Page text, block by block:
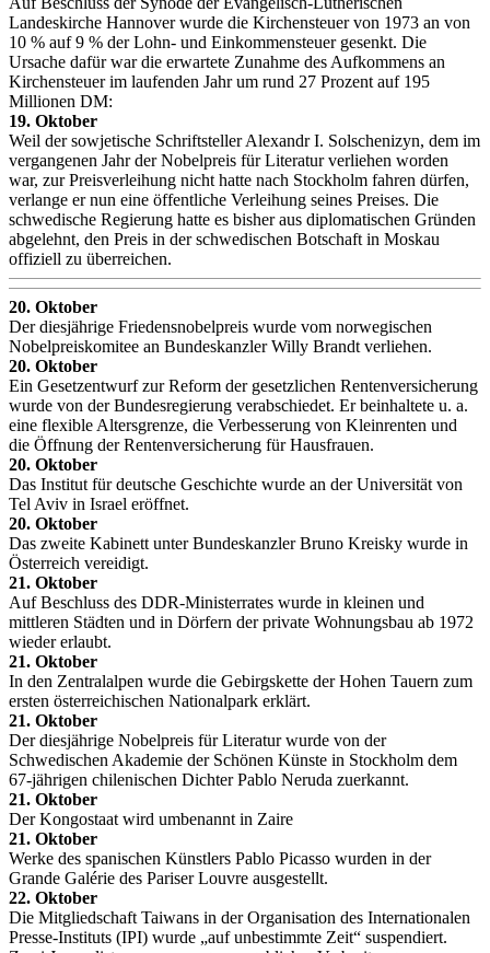
Landeskirche Hannover wurde die Kirchensteuer von 1973 an von
10 % auf 9 % der Lohn- und Einkommensteuer gesenkt. Die
Ursache dafür war die erwartete Zunahme des Aufkommens an
Kirchensteuer im laufenden Jahr um rund 27 Prozent auf 195
Millionen DM:
19. Oktober
Weil der sowjetische Schriftsteller Alexandr I. Solschenizyn, dem im
vergangenen Jahr der Nobelpreis für Literatur verliehen worden
war, zur Preisverleihung nicht hatte nach Stockholm fahren dürfen,
verlange er nun eine öffentliche Verleihung seines Preises. Die
schwedische Regierung hatte es bisher aus diplomatischen Gründen
abgelehnt, den Preis in der schwedischen Botschaft in Moskau
offiziell zu überreichen.
20. Oktober
Der diesjährige Friedensnobelpreis wurde vom norwegischen
Nobelpreiskomitee an Bundeskanzler Willy Brandt verliehen.
20. Oktober
Ein Gesetzentwurf zur Reform der gesetzlichen Rentenversicherung
wurde von der Bundesregierung verabschiedet. Er beinhaltete u. a.
eine flexible Altersgrenze, die Verbesserung von Kleinrenten und
die Öffnung der Rentenversicherung für Hausfrauen.
20. Oktober
Das Institut für deutsche Geschichte wurde an der Universität von
Tel Aviv in Israel eröffnet.
20. Oktober
Das zweite Kabinett unter Bundeskanzler Bruno Kreisky wurde in
Österreich vereidigt.
21. Oktober
Auf Beschluss des DDR-Ministerrates wurde in kleinen und
mittleren Städten und in Dörfern der private Wohnungsbau ab 1972
wieder erlaubt.
21. Oktober
In den Zentralalpen wurde die Gebirgskette der Hohen Tauern zum
ersten österreichischen Nationalpark erklärt.
21. Oktober
Der diesjährige Nobelpreis für Literatur wurde von der
Schwedischen Akademie der Schönen Künste in Stockholm dem
67-jährigen chilenischen Dichter Pablo Neruda zuerkannt.
21. Oktober
Der Kongostaat wird umbenannt in Zaire
21. Oktober
Werke des spanischen Künstlers Pablo Picasso wurden in der
Grande Galérie des Pariser Louvre ausgestellt.
22. Oktober
Die Mitgliedschaft Taiwans in der Organisation des Internationalen
Presse-Instituts (IPI) wurde „auf unbestimmte Zeit“ suspendiert.